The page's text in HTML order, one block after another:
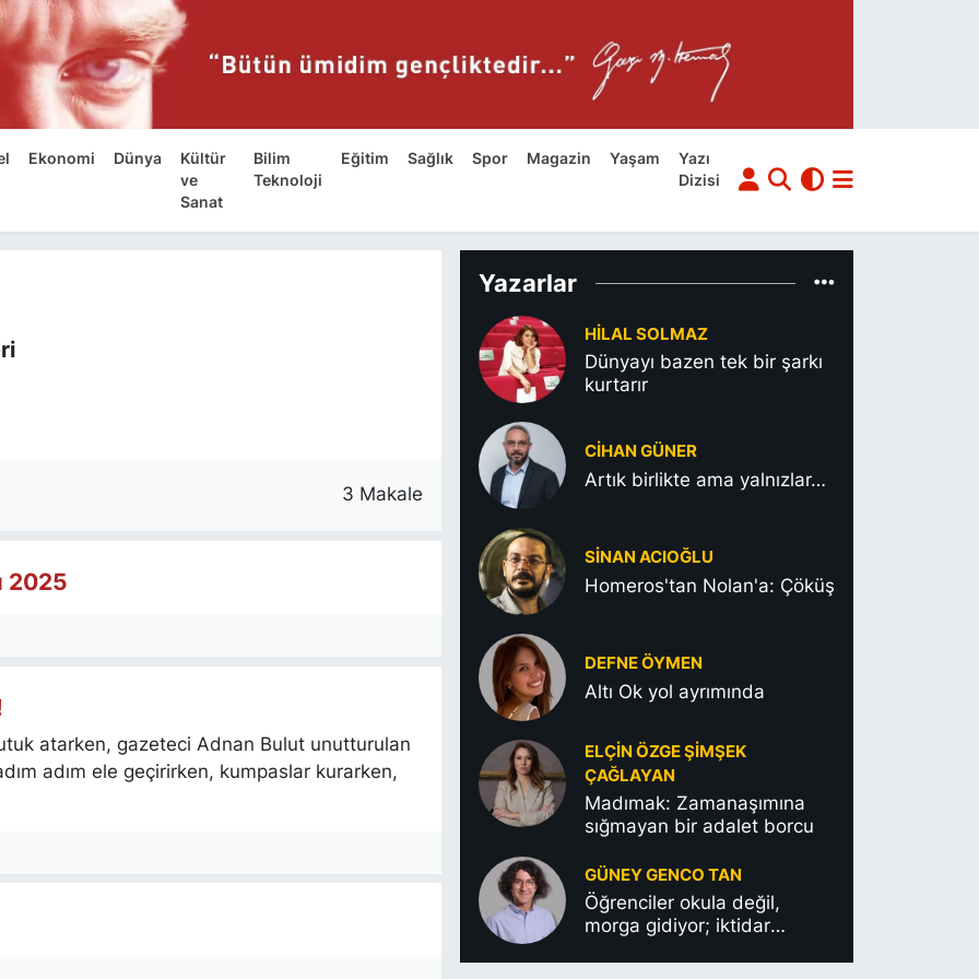
Ekonomi Dünya
Kültür
ve
Sanat
Bilim
Teknoloji
Eğitim Sağlık Spor Magazin Yaşam
Yazı
Dizisi
3 Makale
2025
atarken, gazeteci Adnan Bulut unutturulan
adım ele geçirirken, kumpaslar kurarken,
Yazarlar
HILAL SOLMAZ
Dünyayı bazen tek bir şarkı
kurtarır
CIHAN GÜNER
Artık birlikte ama yalnızlar…
SINAN ACIOĞLU
Homeros'tan Nolan'a: Çöküş
DEFNE ÖYMEN
Altı Ok yol ayrımında
ELÇIN ÖZGE ŞIMŞEK
ÇAĞLAYAN
Madımak: Zamanaşımına
sığmayan bir adalet borcu
GÜNEY GENCO TAN
Öğrenciler okula değil,
morga gidiyor; iktidar